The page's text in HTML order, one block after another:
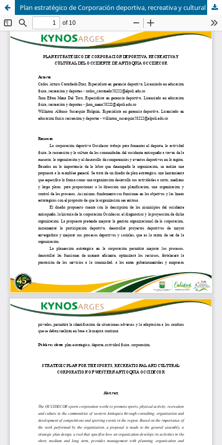
Plan estratégico de Corporación deportiva, recreativa y cultural del Occidente de Antioquia OCCIDECOR